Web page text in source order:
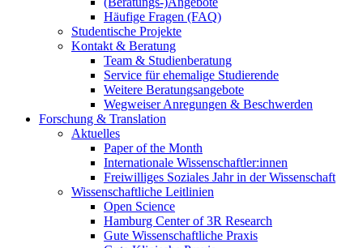
Häufige Fragen (FAQ)
Studentische Projekte
Kontakt & Beratung
Team & Studienberatung
Service für ehemalige Studierende
Weitere Beratungsangebote
Wegweiser Anregungen & Beschwerden
Forschung & Translation
Aktuelles
Paper of the Month
Internationale Wissenschaftler:innen
Freiwilliges Soziales Jahr in der Wissenschaft
Wissenschaftliche Leitlinien
Open Science
Hamburg Center of 3R Research
Gute Wissenschaftliche Praxis